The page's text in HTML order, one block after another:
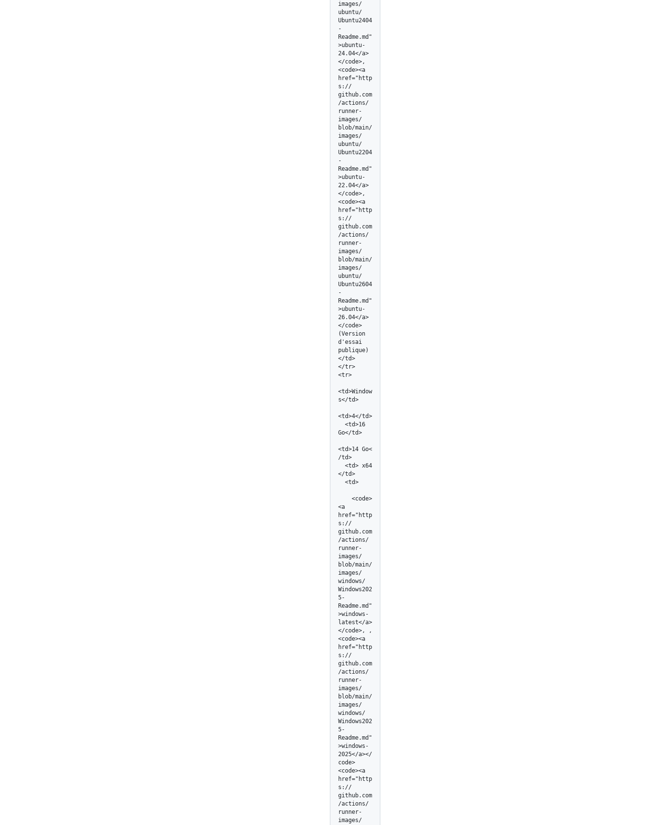
images/
ubuntu/
Ubuntu2404
-
Readme.md"
>ubuntu-
24.04</a>
</code>,
<code><a
href="http
s://
github.com
/actions/
runner-
images/
blob/main/
images/
ubuntu/
Ubuntu2204
-
Readme.md"
>ubuntu-
22.04</a>
</code>,
<code><a
href="http
s://
github.com
/actions/
runner-
images/
blob/main/
images/
ubuntu/
Ubuntu2604
-
Readme.md"
>ubuntu-
26.04</a>
</code>
(Version
d'essai
publique)
</td>
</tr>
<tr>
<td>Window
s</td>
<td>4</td>
Go</td>
<td>14 Go<
/td>
</td>
<a
href="http
s://
github.com
/actions/
runner-
images/
blob/main/
images/
windows/
Windows202
5-
Readme.md"
>windows-
latest</a>
</code>, ,
<code><a
href="http
s://
github.com
/actions/
runner-
images/
blob/main/
images/
windows/
Windows202
5-
Readme.md"
>windows-
2025</a></
code>
<code><a
href="http
s://
github.com
/actions/
runner-
images/